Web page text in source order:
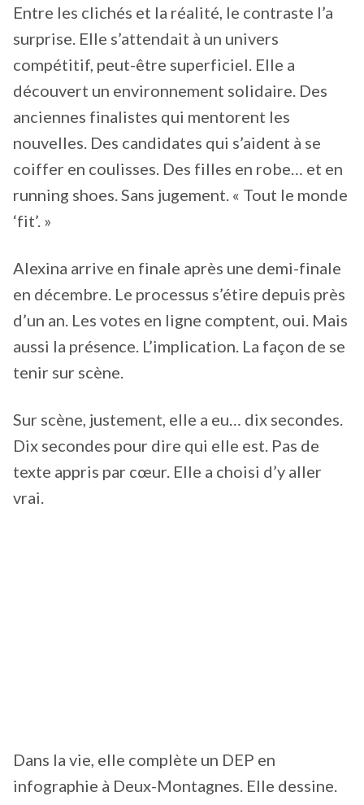
Entre les clichés et la réalité, le contraste l’a
surprise. Elle s’attendait à un univers
compétitif, peut-être superficiel. Elle a
découvert un environnement solidaire. Des
anciennes finalistes qui mentorent les
nouvelles. Des candidates qui s’aident à se
coiffer en coulisses. Des filles en robe… et en
running shoes. Sans jugement. « Tout le monde
‘fit’. »
Alexina arrive en finale après une demi-finale
en décembre. Le processus s’étire depuis près
d’un an. Les votes en ligne comptent, oui. Mais
aussi la présence. L’implication. La façon de se
tenir sur scène.
Sur scène, justement, elle a eu… dix secondes.
Dix secondes pour dire qui elle est. Pas de
texte appris par cœur. Elle a choisi d’y aller
vrai.
Dans la vie, elle complète un DEP en
infographie à Deux-Montagnes. Elle dessine.